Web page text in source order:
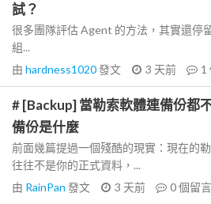
試？
很多團隊評估 Agent 的方法，其實還停
組...
由 hardness1020發文 3 天前 1
# [Backup] 當勒索軟體連備份都
備份是什麼
前面幾篇提過一個殘酷的現實：現在的
往往不是你的正式資料，...
由 RainPan 發文 3 天前 0個留言